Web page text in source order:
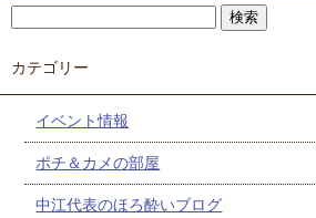
カテゴリー
イベント情報
ポチ＆カメの部屋
中江代表のほろ酔いブログ